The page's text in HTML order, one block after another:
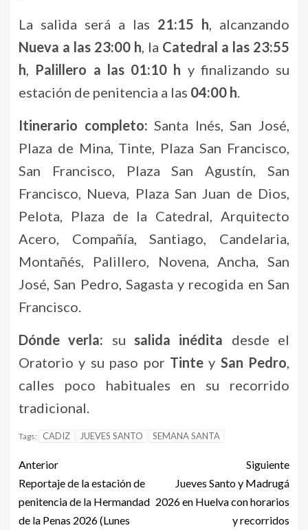
La salida será a las 21:15 h, alcanzando
Nueva a las 23:00 h, la Catedral a las 23:55
h, Palillero a las 01:10 h y finalizando su
estación de penitencia a las 04:00 h.
Itinerario completo: Santa Inés, San José,
Plaza de Mina, Tinte, Plaza San Francisco,
San Francisco, Plaza San Agustín, San
Francisco, Nueva, Plaza San Juan de Dios,
Pelota, Plaza de la Catedral, Arquitecto
Acero, Compañía, Santiago, Candelaria,
Montañés, Palillero, Novena, Ancha, San
José, San Pedro, Sagasta y recogida en San
Francisco.
Dónde verla: su salida inédita desde el
Oratorio y su paso por Tintey San Pedro,
calles poco habituales en su recorrido
tradicional.
Tags: CADIZ JUEVES SANTO SEMANA SANTA
Anterior
Reportaje de la estación de
penitencia de la Hermandad
de la Penas 2026 (Lunes
Siguiente
Jueves Santo y Madrugá
2026 en Huelva con horarios
y recorridos